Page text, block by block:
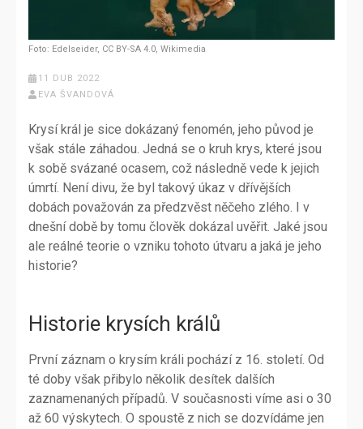
Foto: Edelseider, CC BY-SA 4.0, Wikimedia
11 DUB 2022
EVA ŠVANDOVÁ
Krysí král je sice dokázaný fenomén, jeho původ je
však stále záhadou. Jedná se o kruh krys, které jsou
k sobě svázané ocasem, což následně vede k jejich
úmrtí. Není divu, že byl takový úkaz v dřívějších
dobách považován za předzvěst něčeho zlého. I v
dnešní době by tomu člověk dokázal uvěřit. Jaké jsou
ale reálné teorie o vzniku tohoto útvaru a jaká je jeho
historie?
Historie krysích králů
První záznam o krysím králi pochází z 16. století. Od
té doby však přibylo několik desítek dalších
zaznamenaných případů. V současnosti víme asi o 30
až 60 výskytech. O spoustě z nich se dozvídáme jen